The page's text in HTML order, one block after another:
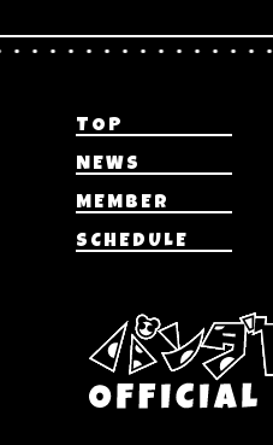
TOP
NEWS
MEMBER
SCHEDULE